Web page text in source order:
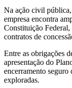
Na ação civil pública,
empresa encontra
Constituição
contratos de
Entre as obrigações
apresentação do
encerramento seguro
exploradas.